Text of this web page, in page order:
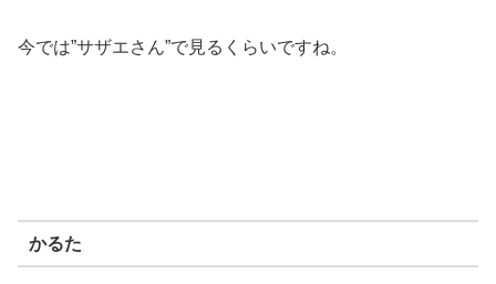
今では”サザエさん”で見るくらいですね。
かるた